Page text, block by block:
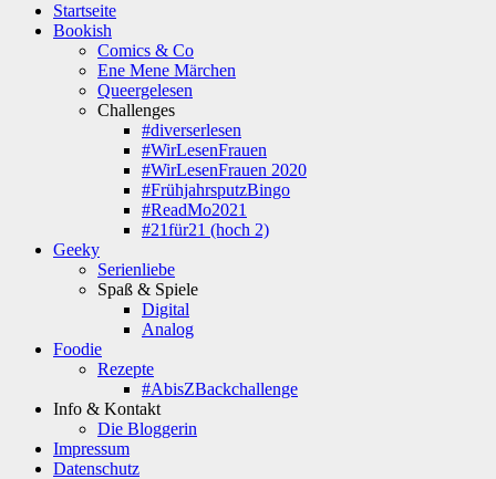
Startseite
Bookish
Comics & Co
Ene Mene Märchen
Queergelesen
Challenges
#diverserlesen
#WirLesenFrauen
#WirLesenFrauen 2020
#FrühjahrsputzBingo
#ReadMo2021
#21für21 (hoch 2)
Geeky
Serienliebe
Spaß & Spiele
Digital
Analog
Foodie
Rezepte
#AbisZBackchallenge
Info & Kontakt
Die Bloggerin
Impressum
Datenschutz